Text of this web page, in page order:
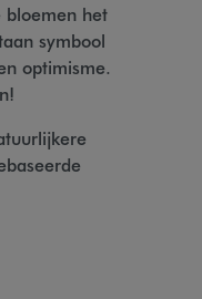
bloemen het
symbool
optimisme.